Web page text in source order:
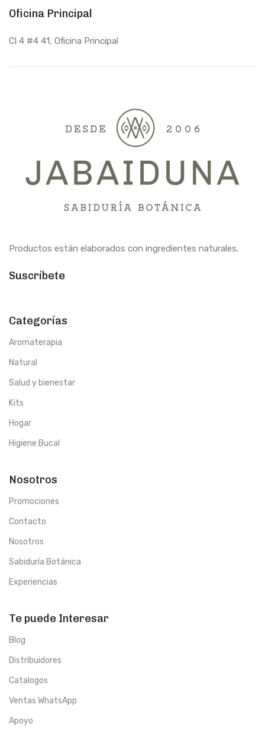
Oficina Principal
Cl 4 #4 41, Oficina Principal
Productos están elaborados con ingredientes naturales.
Suscríbete
Categorías
Aromaterapia
Natural
Salud y bienestar
Kits
Hogar
Higiene Bucal
Nosotros
Promociones
Contacto
Nosotros
Sabiduría Botánica
Experiencias
Te puede Interesar
Blog
Distribuidores
Catalogos
Ventas WhatsApp
Apoyo